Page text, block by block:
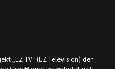
„LZ TV“ (LZ Television) der